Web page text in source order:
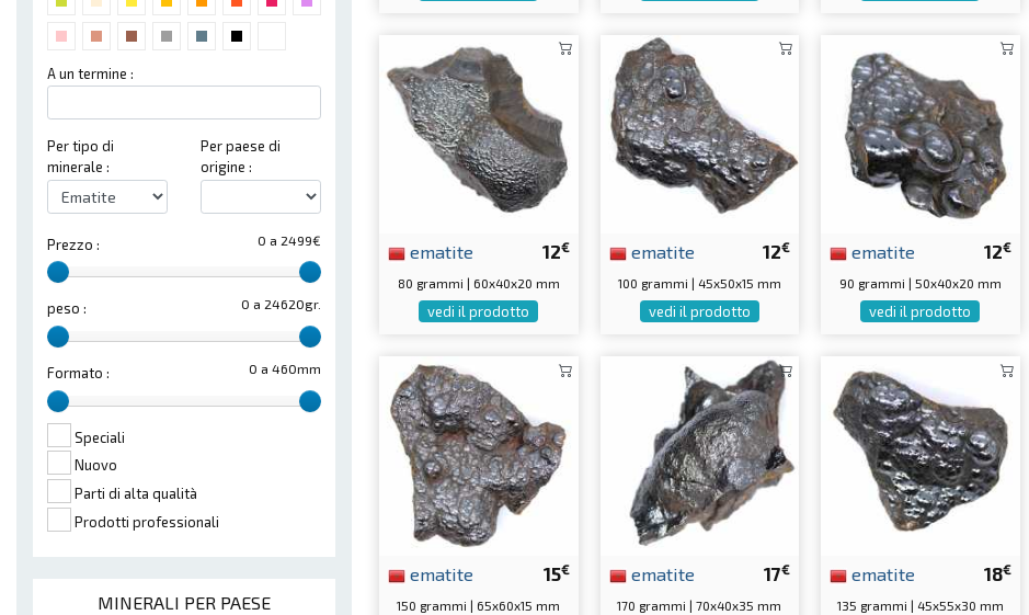
A un termine :
Per tipo di
minerale :
Per paese di
origine :
0 a 2499€
Prezzo :
0 a 24620gr.
peso :
0 a 460mm
Formato :
Speciali
Nuovo
Parti di alta qualità
Prodotti professionali
MINERALI PER PAESE
12€
ematite
80 grammi | 60x40x20 mm
vedi il prodotto
12€
ematite
100 grammi | 45x50x15 mm
vedi il prodotto
12€
ematite
90 grammi | 50x40x20 mm
vedi il prodotto
15€
ematite
150 grammi | 65x60x15 mm
17€
ematite
170 grammi | 70x40x35 mm
18€
ematite
135 grammi | 45x55x30 mm